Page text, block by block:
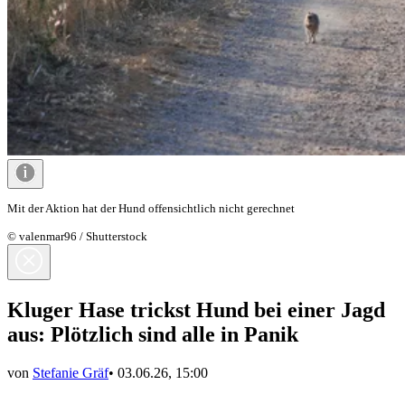
Mit der Aktion hat der Hund offensichtlich nicht gerechnet
© valenmar96 / Shutterstock
Kluger Hase trickst Hund bei einer Jagd
aus: Plötzlich sind alle in Panik
von Stefanie Gräf• 03.06.26, 15:00